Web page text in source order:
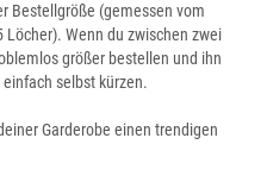
Bestellgröße (gemessen vom
Wenn du zwischen zwei
größer bestellen und ihn
selbst kürzen.
Garderobe einen trendigen